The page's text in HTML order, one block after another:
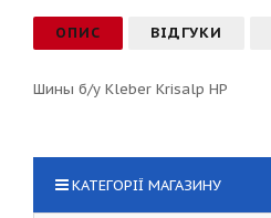
ОПИС ВІДГУКИ
Шины б/у Kleber Krisalp HP
КАТЕГОРІЇ МАГАЗИНУ